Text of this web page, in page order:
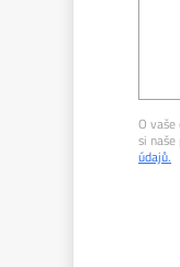
O
si
údajů.